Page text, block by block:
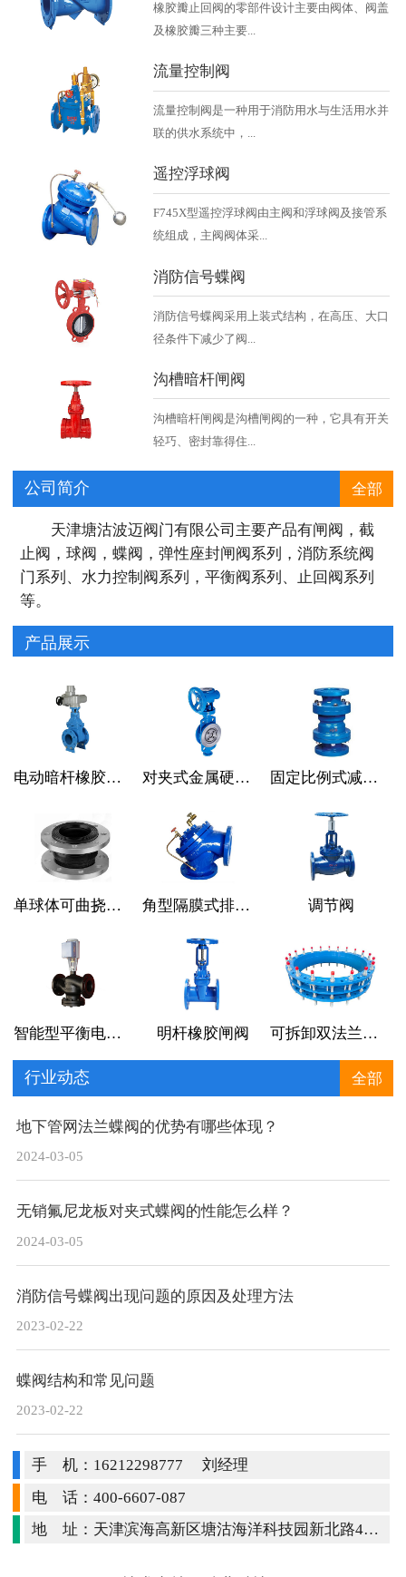
橡胶瓣止回阀的零部件设计主要由阀体、阀盖
及橡胶瓣三种主要...
流量控制阀
流量控制阀是一种用于消防用水与生活用水并
联的供水系统中，...
遥控浮球阀
F745X型遥控浮球阀由主阀和浮球阀及接管系
统组成，主阀阀体采...
消防信号蝶阀
消防信号蝶阀采用上装式结构，在高压、大口
径条件下减少了阀...
沟槽暗杆闸阀
沟槽暗杆闸阀是沟槽闸阀的一种，它具有开关
轻巧、密封靠得住...
公司简介 全部
天津塘沽波迈阀门有限公司主要产品有闸阀，截
止阀，球阀，蝶阀，弹性座封闸阀系列，消防系统阀
门系列、水力控制阀系列，平衡阀系列、止回阀系列
等。
产品展示
电动暗杆橡胶闸阀 对夹式金属硬密封蝶阀 固定比例式减压阀
单球体可曲挠橡胶接头 角型隔膜式排泥阀 调节阀
智能型平衡电动三通调节阀 明杆橡胶闸阀 可拆卸双法兰传力接头
行业动态 全部
地下管网法兰蝶阀的优势有哪些体现？
2024-03-05
无销氟尼龙板对夹式蝶阀的性能怎么样？
2024-03-05
消防信号蝶阀出现问题的原因及处理方法
2023-02-22
蝶阀结构和常见问题
2023-02-22
手 机：16212298777 刘经理
电 话：400-6607-087
地 址：天津滨海高新区塘沽海洋科技园新北路4668号创新创业园16号厂房-108